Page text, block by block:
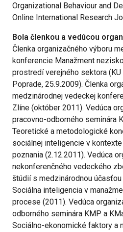
Organizational Behaviour and
Online International Research
Bola členkou a vedúcou
Členka organizačného výboru
konferencie Manažment
prostredí verejného sektora (KU
Poprade, 25.9.2009). Členka
medzinárodnej vedeckej
Zlíne (október 2011). Vedúca
pracovno-odborného seminára
Teoretické a metodologické
sociálnej inteligencie v
poznania (2.12.2011). Vedúca
nekonferenčného vedeckého
štúdií s medzinárodnou
Sociálna inteligencia v
procese (2011). Vedúca
odborného seminára KMP a
Sociálno-ekonomické faktory a